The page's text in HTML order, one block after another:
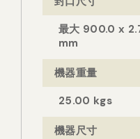
最大 900.0 x
mm
機器重量
25.00 kgs
機器尺寸